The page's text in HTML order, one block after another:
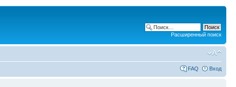
Расширенный поиск
FAQ Вход